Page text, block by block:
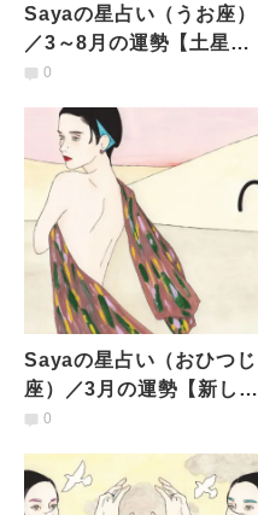
Sayaの星占い（うお座）
／3～8月の運勢【土星が
到来。マネタイズ意識も
0
Sayaの星占い（おひつじ
座）／3月の運勢【新しい
変化を求めて衝動的に動
0